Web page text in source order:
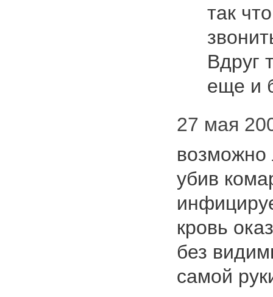
так
Вдруг
еще и
27 мая
возможно
убив
кровь
без
самой